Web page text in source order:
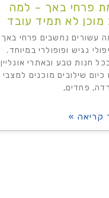
פרחי באך – למה
מוכן לא תמיד עובד
עשורים נחשבים פרחי באך
נגיש ופופולרי במיוחד.
חנות טבע ובאתרי אונליין
כיום שילובים מוכנים למצבי
פחדים,
קריאה »